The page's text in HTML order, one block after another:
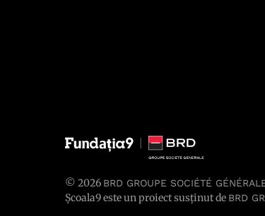
© 2026 BRD GROUPE SOCIÉTÉ
Școala9 este un proiect susținut de BRD